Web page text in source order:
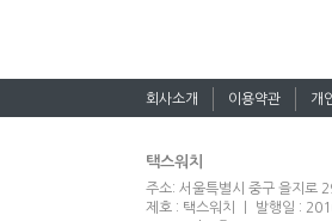
회사소개 이용약관 개
택스워치
주소: 서울특별시 중구 을지로
제호 : 택스워치 ㅣ 발행일 :